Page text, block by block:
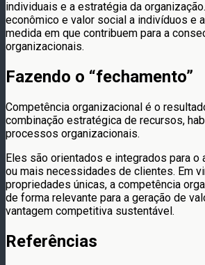
individuais e a estratégia da
econômico e valor social a indivíduos e
medida em que contribuem para a
organizacionais.
Fazendo o “fechamento”
Competência organizacional é o
combinação estratégica de recursos,
processos organizacionais.
Eles são orientados e integrados para o
ou mais necessidades de clientes. Em
propriedades únicas, a competência
de forma relevante para a geração de
vantagem competitiva sustentável.
Referências